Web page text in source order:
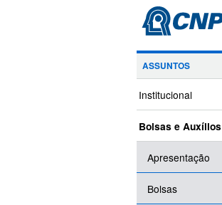
ASSUNTOS
Institucional
Bolsas e Auxílios
Apresentação
Bolsas